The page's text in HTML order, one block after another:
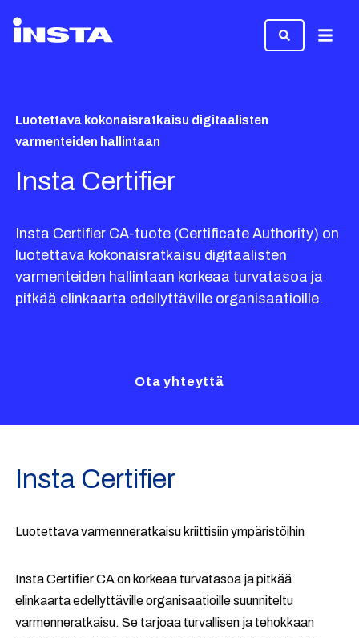
Luotettava kokonaisratkaisu digitaalisten
varmenteiden hallintaan
Insta Certifier
Insta Certifier CA-tuote (Certificate Authority) on
luotettava kokonaisratkaisu digitaalisten
varmenteiden hallintaan korkeaa turvatasoa ja
pitkää elinkaarta edellyttäville organisaatioille.
Ota yhteyttä
Insta Certifier
Luotettava varmenneratkaisu kriittisiin ympäristöihin
Insta Certifier CA on korkeaa turvatasoa ja pitkää
elinkaarta edellyttäville organisaatioille suunniteltu
varmenneratkaisu. Se tarjoaa turvallisen ja tehokkaan